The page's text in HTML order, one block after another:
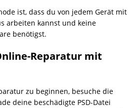
ist, dass du von jedem Gerät mit
arbeiten kannst und keine
benötigst.
Reparatur mit
zu beginnen, besuche die
deine beschädigte PSD-Datei